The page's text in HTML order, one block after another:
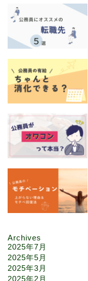
Archives
2025年7月
2025年5月
2025年3月
2025年2月